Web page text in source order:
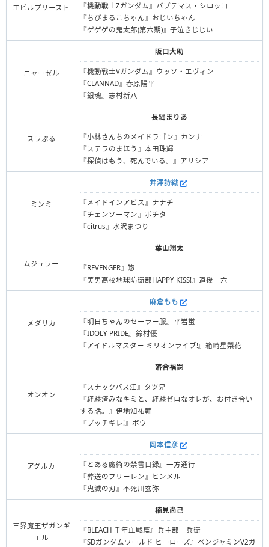
エビルプリースト
『機動戦士Ζガンダム』パプテマス・シロッコ
『ちびまるこちゃん』おじいちゃん
『ゲゲゲの鬼太郎(第六期)』子泣きじじい
ニャーゼル
阪口大助
『機動戦士Vガンダム』ウッソ・エヴィン
『CLANNAD』春原陽平
『銀魂』志村新八
スラぷる
長縄まりあ
『小林さんちのメイドラゴン』カンナ
『ステラのまほう』本田珠輝
『探偵はもう、死んでいる。』アリシア
ミンミ
井澤詩織
『メイドインアビス』ナナチ
『チェンソーマン』ポチタ
『citrus』水沢まつり
ムジュラー
葉山翔太
『REVENGER』惣二
『美男高校地球防衛部HAPPY KISS!』道後一六
メダリカ
麻倉もも
『明日ちゃんのセーラー服』平岩蛍
『IDOLY PRIDE』鈴村優
『アイドルマスター ミリオンライブ!』箱崎星梨花
オンオン
落合福嗣
『スナックバス江』タツ兄
『経験済みなキミと、経験ゼロなオレが、お付き合い
する話。』伊地知祐輔
『ブッチギレ!』ボウ
アグルカ
岡本信彦
『とある魔術の禁書目録』一方通行
『葬送のフリーレン』ヒンメル
『鬼滅の刃』不死川玄弥
三界魔王ザガンギ
エル
楠見尚己
『BLEACH 千年血戦篇』兵主部一兵衛
『SDガンダムワールド ヒーローズ』ベンジャミンV2ガ